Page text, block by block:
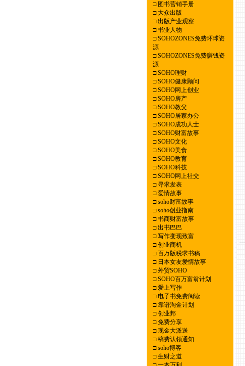
□图书营销手册
□大众出版
□出版产业观察
□书业人物
□SOHOZONES免费环球资
源
□SOHOZONES免费赚钱资
源
□SOHO理财
□SOHO健康顾问
□SOHO网上创业
□SOHO房产
□SOHO教父
□SOHO居家办公
□SOHO成功人士
□SOHO财富故事
□SOHO文化
□SOHO美食
□SOHO教育
□SOHO科技
□SOHO网上社交
□寻求发表
□爱情故事
□soho财富故事
□soho创业指南
□书商财富故事
□出书巴巴
□写作变现致富
□创业商机
□百万版税求书稿
□日本女友爱情故事
□外贸SOHO
□SOHO百万富翁计划
□爱上写作
□电子书免费阅读
□靠谱淘金计划
□创业邦
□免费分享
□现金大派送
□稿费认领通知
□soho博客
□生财之道